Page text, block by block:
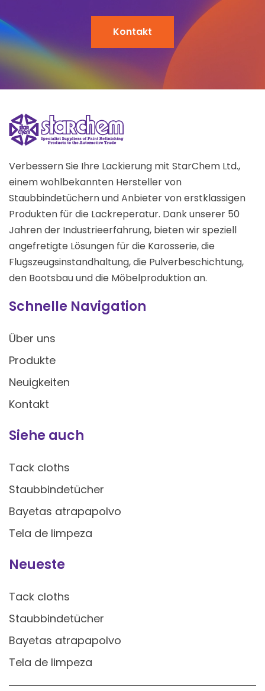
Kontakt
Verbessern Sie Ihre Lackierung mit StarChem Ltd.,
einem wohlbekannten Hersteller von
Staubbindetüchern und Anbieter von erstklassigen
Produkten für die Lackreperatur. Dank unserer 50
Jahren der Industrieerfahrung, bieten wir speziell
angefretigte Lösungen für die Karosserie, die
Flugszeugsinstandhaltung, die Pulverbeschichtung,
den Bootsbau und die Möbelproduktion an.
Schnelle Navigation
Über uns
Produkte
Neuigkeiten
Kontakt
Siehe auch
Tack cloths
Staubbindetücher
Bayetas atrapapolvo
Tela de limpeza
Neueste
Tack cloths
Staubbindetücher
Bayetas atrapapolvo
Tela de limpeza